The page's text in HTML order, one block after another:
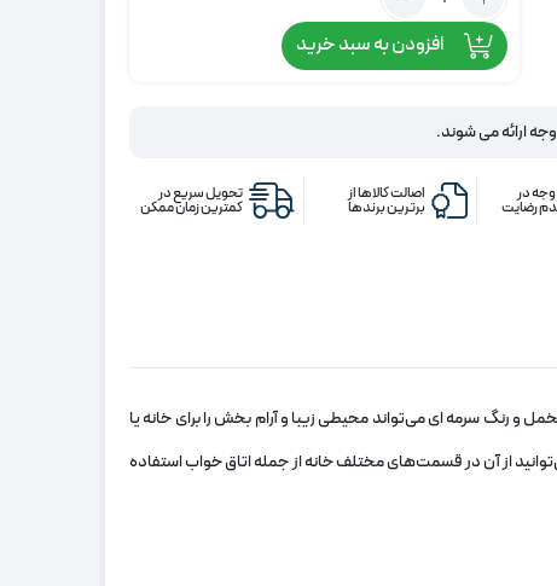
پرده
مخمل
طلاکوب
ای
افزودن به سبد خرید
ارائه می شوند.
در
رضایت
اصالت کالاها از
برترین برندها
تحویل سریع در
کمترین زمان ممکن
و رنگ سرمه ای می‌تواند محیطی زیبا و آرام بخش را برای خانه یا
از آن در قسمت‌های مختلف خانه از جمله اتاق خواب استفاده